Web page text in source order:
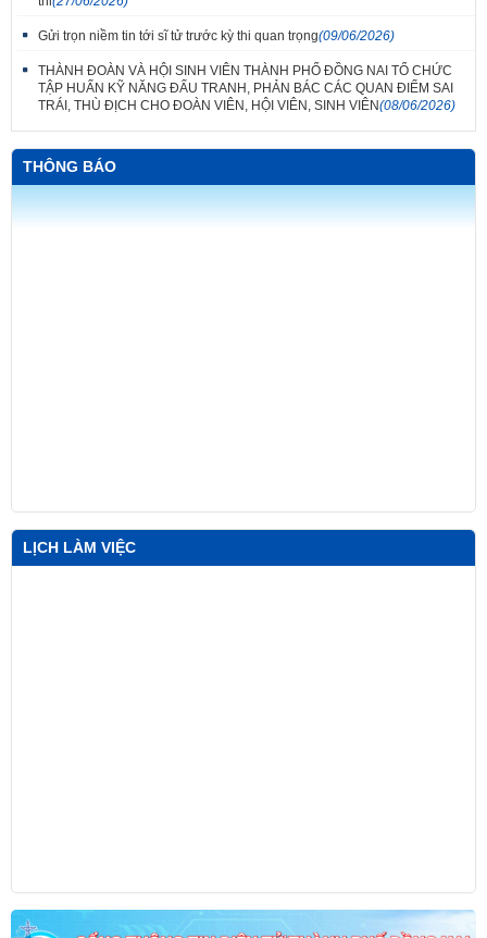
Gửi trọn niềm tin tới sĩ tử trước kỳ thi quan trọng(09/06/2026)
THÀNH ĐOÀN VÀ HỘI SINH VIÊN THÀNH PHỐ ĐỒNG NAI TỔ CHỨC
TẬP HUẤN KỸ NĂNG ĐẤU TRANH, PHẢN BÁC CÁC QUAN ĐIỂM SAI
TRÁI, THÙ ĐỊCH CHO ĐOÀN VIÊN, HỘI VIÊN, SINH VIÊN(08/06/2026)
THÔNG BÁO
LỊCH LÀM VIỆC